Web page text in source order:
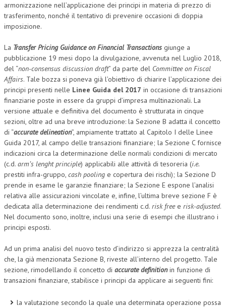
armonizzazione nell’applicazione dei principi in materia di prezzo di
trasferimento, nonché il tentativo di prevenire occasioni di doppia
imposizione.
La Transfer Pricing Guidance on Financial Transactions giunge a
pubblicazione 19 mesi dopo la divulgazione, avvenuta nel Luglio 2018,
del “non-consensus discussion draft” da parte del Committee on Fiscal
Affairs. Tale bozza si poneva già l’obiettivo di chiarire l’applicazione dei
principi presenti nelle Linee Guida del 2017 in occasione di transazioni
finanziarie poste in essere da gruppi d’impresa multinazionali. La
versione attuale e definitiva del documento è strutturata in cinque
sezioni, oltre ad una breve introduzione: la Sezione B adatta il concetto
di “accurate delineation”, ampiamente trattato al Capitolo I delle Linee
Guida 2017, al campo delle transazioni finanziare; la Sezione C fornisce
indicazioni circa la determinazione delle normali condizioni di mercato
(c.d. arm’s lenght principle) applicabili alle attività di tesoreria (i.e.
prestiti infra-gruppo, cash pooling e copertura dei rischi); la Sezione D
prende in esame le garanzie finanziare; la Sezione E espone l’analisi
relativa alle assicurazioni vincolate e, infine, l’ultima breve sezione F è
dedicata alla determinazione dei rendimenti c.d. risk freee risk-adjusted.
Nel documento sono, inoltre, inclusi una serie di esempi che illustrano i
principi esposti.
Ad un prima analisi del nuovo testo d’indirizzo si apprezza la centralità
che, la già menzionata Sezione B, riveste all’interno del progetto. Tale
sezione, rimodellando il concetto di accurate definitionin funzione di
transazioni finanziare, stabilisce i principi da applicare ai seguenti fini:
la valutazione secondo la quale una determinata operazione possa